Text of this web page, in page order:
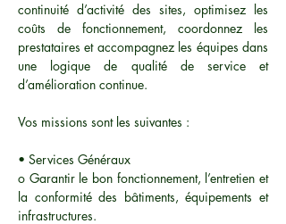
continuité d’activité des sites, optimisez les
coûts de fonctionnement, coordonnez les
prestataires et accompagnez les équipes dans
une logique de qualité de service et
d’amélioration continue.
Vos missions sont les suivantes :
• Services Généraux
o Garantir le bon fonctionnement, l’entretien et
la conformité des bâtiments, équipements et
infrastructures.